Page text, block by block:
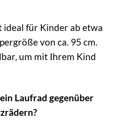
ideal für Kinder ab etwa
von ca. 95 cm.
um mit Ihrem Kind
Laufrad gegenüber